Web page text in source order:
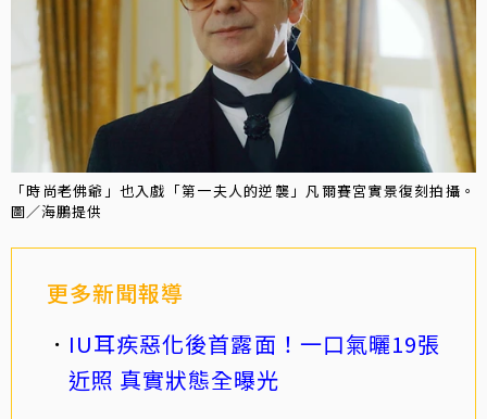
「時尚老佛爺」也入戲「第一夫人的逆襲」凡爾賽宮實景復刻拍攝。
圖／海鵬提供
更多新聞報導
IU耳疾惡化後首露面！一口氣曬19張
近照 真實狀態全曝光